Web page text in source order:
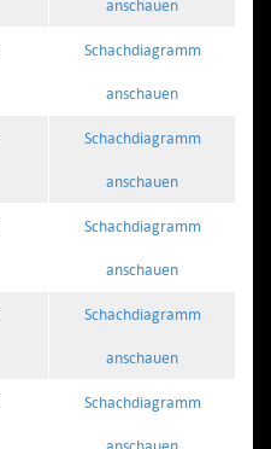
anschauen
Schachdiagramm
anschauen
Schachdiagramm
anschauen
Schachdiagramm
anschauen
Schachdiagramm
anschauen
Schachdiagramm